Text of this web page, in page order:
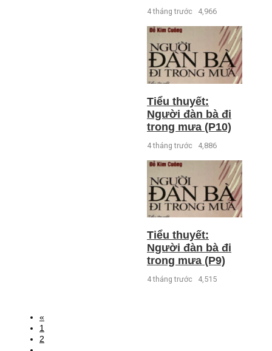
4 tháng trước 4,966
Tiểu thuyết:
Người đàn bà đi
trong mưa (P10)
4 tháng trước 4,886
Tiểu thuyết:
Người đàn bà đi
trong mưa (P9)
4 tháng trước 4,515
«
1
2